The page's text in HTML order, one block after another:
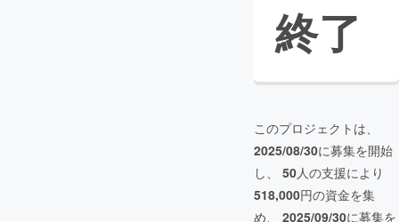
終了
このプロジェクトは、
2025/08/30に募集を開始
し、 50人の支援により
518,000円の資金を集
め、 2025/09/30に募集を